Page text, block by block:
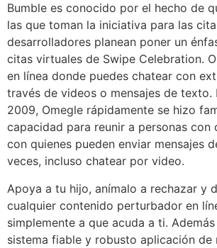
Bumble es conocido por el hecho de
las que toman la iniciativa para las
desarrolladores planean poner un
citas virtuales de Swipe Celebration.
en línea donde puedes chatear con
través de videos o mensajes de texto.
2009, Omegle rápidamente se hizo
capacidad para reunir a personas con
con quienes pueden enviar mensajes
veces, incluso chatear por video.
Apoya a tu hijo, anímalo a rechazar y
cualquier contenido perturbador en
simplemente a que acuda a ti.
sistema fiable y robusto aplicación de